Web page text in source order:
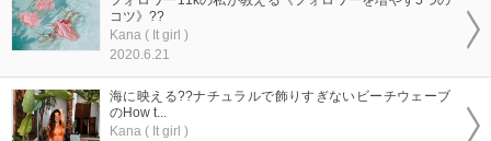
コツ》??
Kana ( It girl )
2020.6.21
海に映える??ナチュラルで飾りすぎないビーチウェーブ
のHow t...
Kana ( It girl )